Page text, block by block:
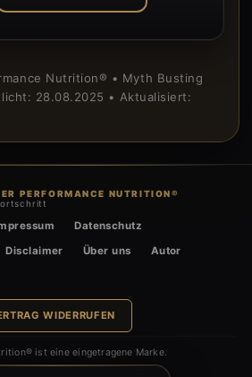
Nutrition® • Myth Busting
28.08.2025 • Aktualisiert:
PERFORMANCE NUTRITION®
Datenschutz
Disclaimer Über uns Autor
WIDERRUFEN
ist eine eingetragene Marke.